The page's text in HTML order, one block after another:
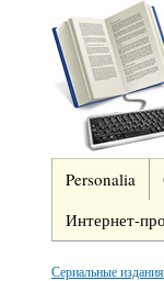
Personalia
Интернет-
Сериальные издания